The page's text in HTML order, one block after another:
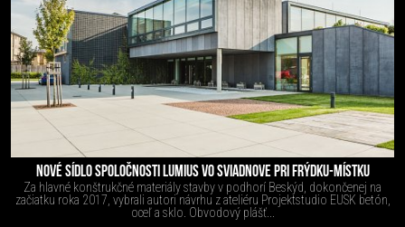
NOVÉ SÍDLO SPOLOČNOSTI LUMIUS VO SVIADNOVE PRI FRÝDKU-MÍSTKU
Za hlavné konštrukčné materiály stavby v podhorí Beskýd, dokončenej na
začiatku roka 2017, vybrali autori návrhu z ateliéru Projektstudio EUSK betón,
oceľ a sklo. Obvodový plášť...